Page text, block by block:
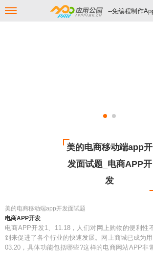
--免编程制作
美的电商移动端app开
发面试题_电商APP开
发
美的电商移动端app开发面试题
电商APP开发
电商APP开发1、11.18，人们对网上购物的便利性
到来促进了各个行业的快速发展。网上商城已成为用
03.20，具体功能包括哪些?这样的电商网站APP非